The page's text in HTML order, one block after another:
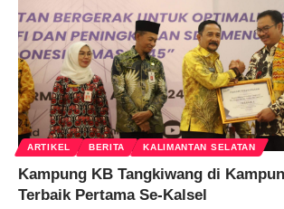
ARTIKEL BERITA KALIMANTAN SELATAN
Kampung KB Tangkiwang di
Terbaik Pertama Se-Kalsel